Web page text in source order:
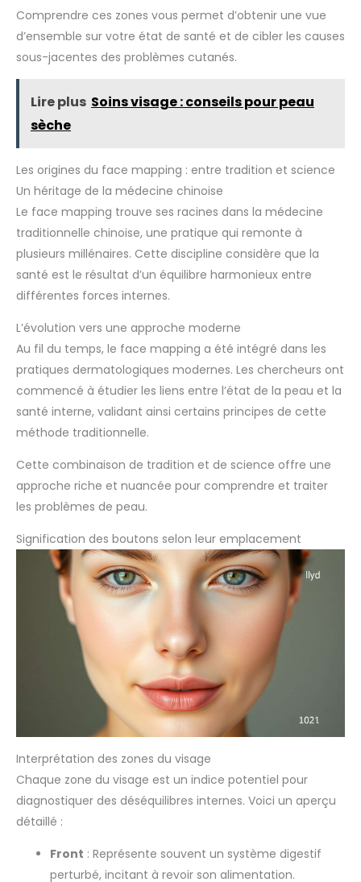
Comprendre ces zones vous permet d’obtenir une vue
d’ensemble sur votre état de santé et de cibler les causes
sous-jacentes des problèmes cutanés.
Lire plus Soins visage : conseils pour peau
sèche
Les origines du face mapping : entre tradition et science
Un héritage de la médecine chinoise
Le face mapping trouve ses racines dans la médecine
traditionnelle chinoise, une pratique qui remonte à
plusieurs millénaires. Cette discipline considère que la
santé est le résultat d’un équilibre harmonieux entre
différentes forces internes.
L’évolution vers une approche moderne
Au fil du temps, le face mapping a été intégré dans les
pratiques dermatologiques modernes. Les chercheurs ont
commencé à étudier les liens entre l’état de la peau et la
santé interne, validant ainsi certains principes de cette
méthode traditionnelle.
Cette combinaison de tradition et de science offre une
approche riche et nuancée pour comprendre et traiter
les problèmes de peau.
Signification des boutons selon leur emplacement
Interprétation des zones du visage
Chaque zone du visage est un indice potentiel pour
diagnostiquer des déséquilibres internes. Voici un aperçu
détaillé :
Front : Représente souvent un système digestif
perturbé, incitant à revoir son alimentation.